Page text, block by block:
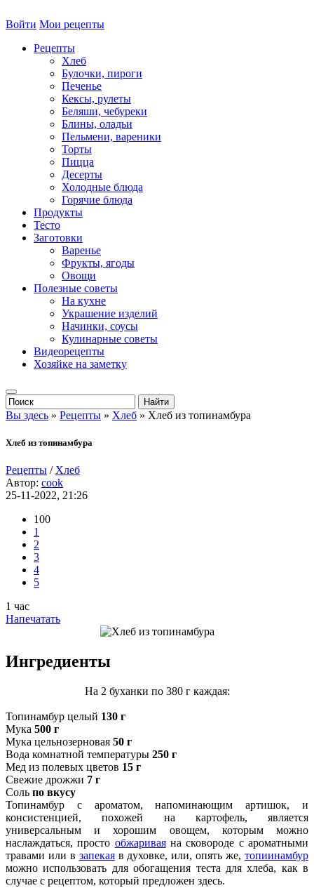
Войти Мои рецепты
Рецепты
Хлеб
Булочки, пироги
Печенье
Кексы, рулеты
Беляши, чебуреки
Блины, оладьи
Пельмени, вареники
Торты
Пицца
Десерты
Холодные блюда
Горячие блюда
Продукты
Тесто
Заготовки
Варенье
Фрукты, ягоды
Овощи
Полезные советы
На кухне
Украшение изделий
Начинки, соусы
Кулинарные советы
Видеорецепты
Хозяйке на заметку
Вы здесь » Рецепты » Хлеб » Хлеб из топинамбура
Хлеб из топинамбура
Рецепты / Хлеб
Автор: cook
25-11-2022, 21:26
100
1
2
3
4
5
1 час
Напечатать
Ингредиенты
На 2 буханки по 380 г каждая:
Топинамбур целый 130 г
Мука 500 г
Мука цельнозерновая 50 г
Вода комнатной температуры 250 г
Мед из полевых цветов 15 г
Свежие дрожжи 7 г
Соль по вкусу
Топинамбур с ароматом, напоминающим артишок, и
консистенцией, похожей на картофель, является
универсальным и хорошим овощем, которым можно
наслаждаться, просто обжариваяна сковороде с ароматными
травами или в запекаяв духовке, или, опять же,топиинамбур
можно использовать для обогащения теста для хлеба, как в
случае с рецептом, который предложен здесь.